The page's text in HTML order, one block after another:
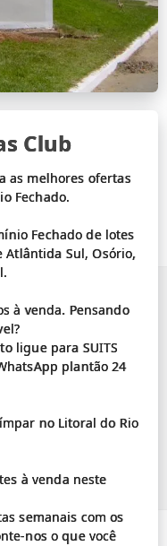
Club
as melhores ofertas
Fechado.
Fechado de lotes
Atlântida Sul, Osório,
à venda. Pensando
ligue para SUITS
plantão 24
no Litoral do Rio
à venda neste
semanais com os
nos o que você